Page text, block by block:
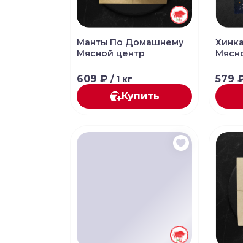
Манты По Домашнему
Мясной центр
609 ₽ / 1 кг
Купить
579